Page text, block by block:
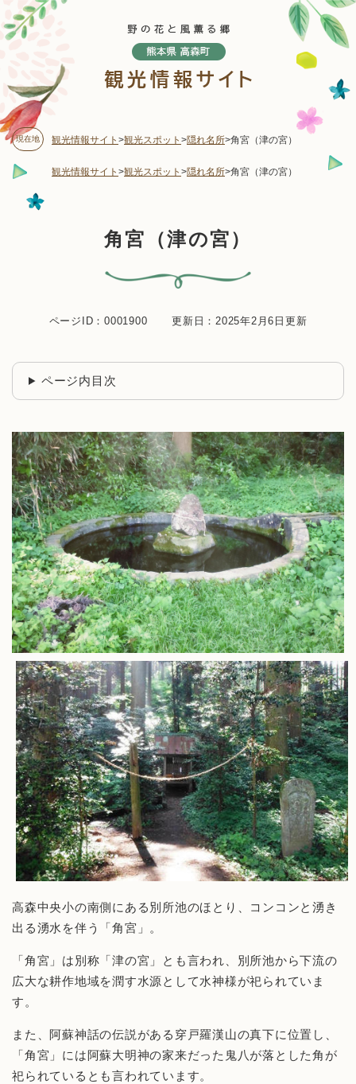
ー
ジ
頭
す
。 現在地 観光情報サイト >観光スポット >隠れ名所>角宮（津の宮）
観光情報サイト >観光スポット >隠れ名所>角宮（津の宮）
角宮（津の宮）
ページID：0001900 更新日：2025年2月6日更新
ページ内目次
高森中央小の南側にある別所池のほとり、コンコンと湧き
出る湧水を伴う「角宮」。
「角宮」は別称「津の宮」とも言われ、別所池から下流の
広大な耕作地域を潤す水源として水神様が祀られていま
す。
また、阿蘇神話の伝説がある穿戸羅漢山の真下に位置し、
「角宮」には阿蘇大明神の家来だった鬼八が落とした角が
祀られているとも言われています。